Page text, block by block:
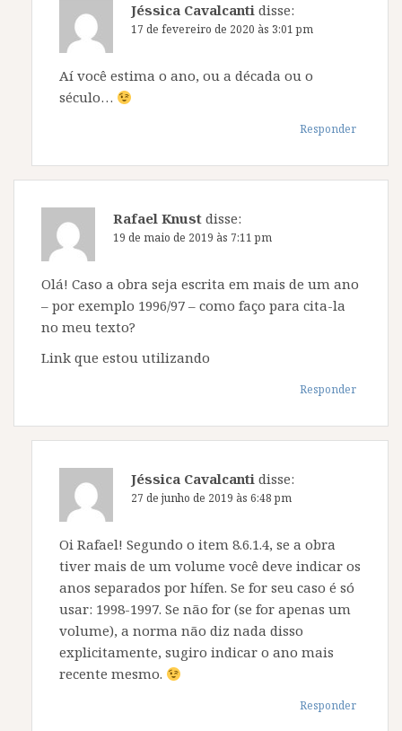
Jéssica Cavalcanti disse:
17 de fevereiro de 2020 às 3:01 pm
Aí você estima o ano, ou a década ou o
século…
Responder
Rafael Knust disse:
19 de maio de 2019 às 7:11 pm
Olá! Caso a obra seja escrita em mais de um ano
– por exemplo 1996/97 – como faço para cita-la
no meu texto?
Link que estou utilizando
Responder
Jéssica Cavalcanti disse:
27 de junho de 2019 às 6:48 pm
Oi Rafael! Segundo o item 8.6.1.4, se a obra
tiver mais de um volume você deve indicar os
anos separados por hífen. Se for seu caso é só
usar: 1998-1997. Se não for (se for apenas um
volume), a norma não diz nada disso
explicitamente, sugiro indicar o ano mais
recente mesmo.
Responder